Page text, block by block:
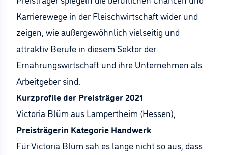
Karrierewege in der Fleischwirtschaft wider und
zeigen, wie außergewöhnlich vielseitig und
attraktiv Berufe in diesem Sektor der
Ernährungswirtschaft und ihre Unternehmen als
Arbeitgeber sind.
Kurzprofile der Preisträger 2021
Victoria Blüm aus Lampertheim (Hessen),
Preisträgerin Kategorie Handwerk
Für Victoria Blüm sah es lange nicht so aus, dass